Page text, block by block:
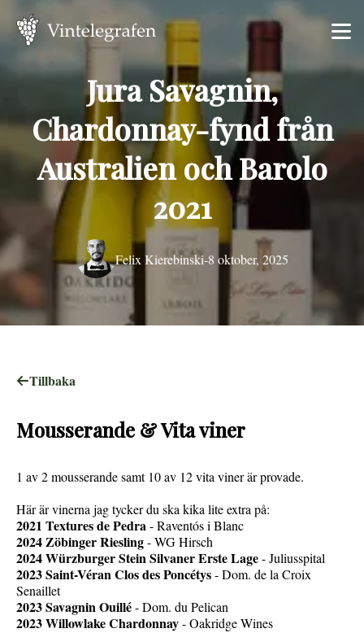
Jura Savagnin,
Chardonnay-fynd från
Australien och Barolo
2021
Felix Kierebinski-8 oktober, 2025
Tillbaka
Mousserande & Vita viner
1 av 2 mousserande samt 10 av 12 vita viner är provade.
Här är vinerna jag tycker du ska kika lite extra på:
2021 Textures de Pedra- Raventós i Blanc
2024 Zöbinger Riesling- WG Hirsch
2024 Würzburger Stein Silvaner Erste Lage- Juliusspital
2023 Saint-Véran Clos des Poncétys- Dom. de la Croix
Senaillet
2023 Savagnin Ouillé- Dom. du Pelican
2023 Willowlake Chardonnay- Oakridge Wines